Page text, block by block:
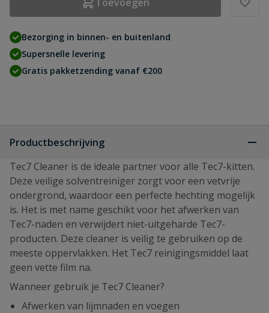
Bezorging in binnen- en buitenland
Supersnelle levering
Gratis pakketzending vanaf €200
Productbeschrijving
Tec7 Cleaner is de ideale partner voor alle Tec7-kitten.
Deze veilige solventreiniger zorgt voor een vetvrije
ondergrond, waardoor een perfecte hechting mogelijk
is. Het is met name geschikt voor het afwerken van
Tec7-naden en verwijdert niet-uitgeharde Tec7-
producten. Deze cleaner is veilig te gebruiken op de
meeste oppervlakken. Het Tec7 reinigingsmiddel laat
geen vette film na.
Wanneer gebruik je Tec7 Cleaner?
Afwerken van lijmnaden en voegen